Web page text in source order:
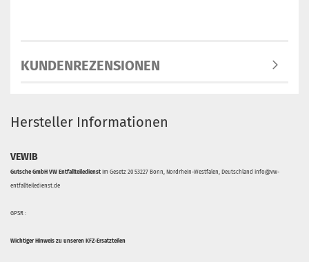
KUNDENREZENSIONEN
Hersteller Informationen
VEWIB
Gutsche GmbH VW Entfallteiledienst Im Gesetz 20 53227 Bonn, Nordrhein-Westfalen, Deutschland info@vw-
entfallteiledienst.de
GPSR :
Wichtiger Hinweis zu unseren KFZ-Ersatzteilen